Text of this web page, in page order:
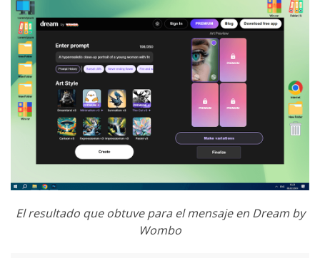
El resultado que obtuve para el mensaje en Dream by
Wombo